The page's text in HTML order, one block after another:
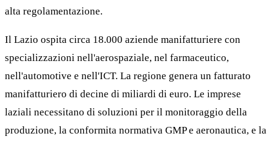
alta regolamentazione.
Il Lazio ospita circa 18.000 aziende manifatturiere con
specializzazioni nell'aerospaziale, nel farmaceutico,
nell'automotive e nell'ICT. La regione genera un fatturato
manifatturiero di decine di miliardi di euro. Le imprese
laziali necessitano di soluzioni per il monitoraggio della
produzione, la conformita normativa GMP e aeronautica, e la